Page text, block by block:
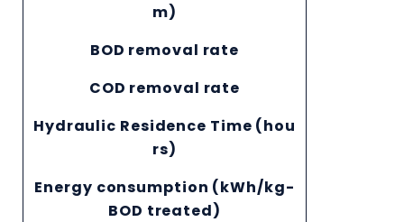
m)
BOD removal rate
COD removal rate
Hydraulic Residence Time (hou
rs)
Energy consumption (kWh/kg-
BOD treated)